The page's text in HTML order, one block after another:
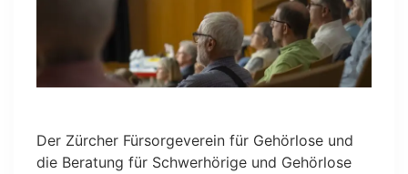
Der Zürcher Fürsorgeverein für Gehörlose und
die Beratung für Schwerhörige und Gehörlose